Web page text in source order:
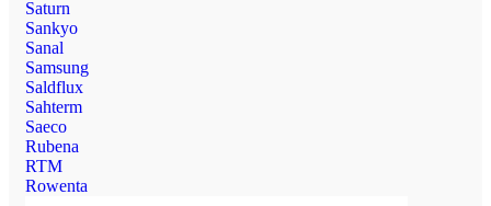
Saturn
Sankyo
Sanal
Samsung
Saldflux
Sahterm
Saeco
Rubena
RTM
Rowenta